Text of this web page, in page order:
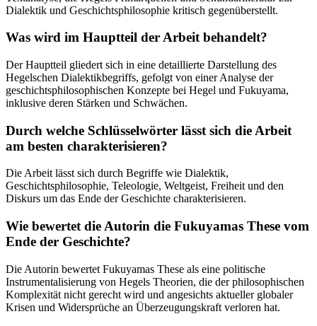
Dialektik und Geschichtsphilosophie kritisch gegenüberstellt.
Was wird im Hauptteil der Arbeit behandelt?
Der Hauptteil gliedert sich in eine detaillierte Darstellung des
Hegelschen Dialektikbegriffs, gefolgt von einer Analyse der
geschichtsphilosophischen Konzepte bei Hegel und Fukuyama,
inklusive deren Stärken und Schwächen.
Durch welche Schlüsselwörter lässt sich die Arbeit
am besten charakterisieren?
Die Arbeit lässt sich durch Begriffe wie Dialektik,
Geschichtsphilosophie, Teleologie, Weltgeist, Freiheit und den
Diskurs um das Ende der Geschichte charakterisieren.
Wie bewertet die Autorin die Fukuyamas These vom
Ende der Geschichte?
Die Autorin bewertet Fukuyamas These als eine politische
Instrumentalisierung von Hegels Theorien, die der philosophischen
Komplexität nicht gerecht wird und angesichts aktueller globaler
Krisen und Widersprüche an Überzeugungskraft verloren hat.